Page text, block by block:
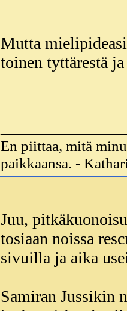
Mutta
toinen tyttärestä
En piittaa, mitä
paikkaansa. -
Juu,
tosiaan noissa
sivuilla ja aika
Samiran Jussikin